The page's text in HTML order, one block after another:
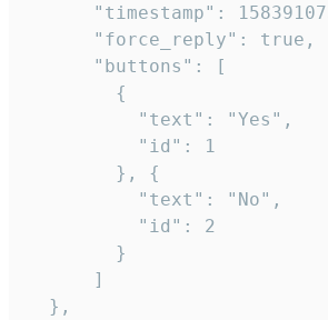
"timestamp":
      "force_reply": true,
      "buttons": [
        {
          "text": "Yes",
          "id": 1
        }, {
          "text": "No",
          "id": 2
        }
      ]
  },